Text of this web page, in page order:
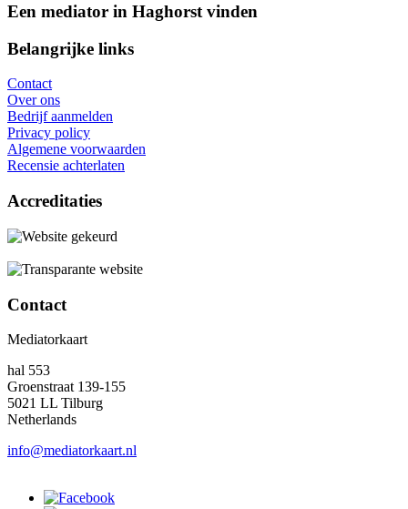
Een mediator in Haghorst vinden
Belangrijke links
Contact
Over ons
Bedrijf aanmelden
Privacy policy
Algemene voorwaarden
Recensie achterlaten
Accreditaties
Contact
Mediatorkaart
hal 553
Groenstraat 139-155
5021 LL Tilburg
Netherlands
info@mediatorkaart.nl